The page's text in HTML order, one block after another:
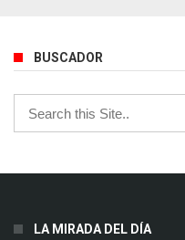
BUSCADOR
LA MIRADA DEL DÍA